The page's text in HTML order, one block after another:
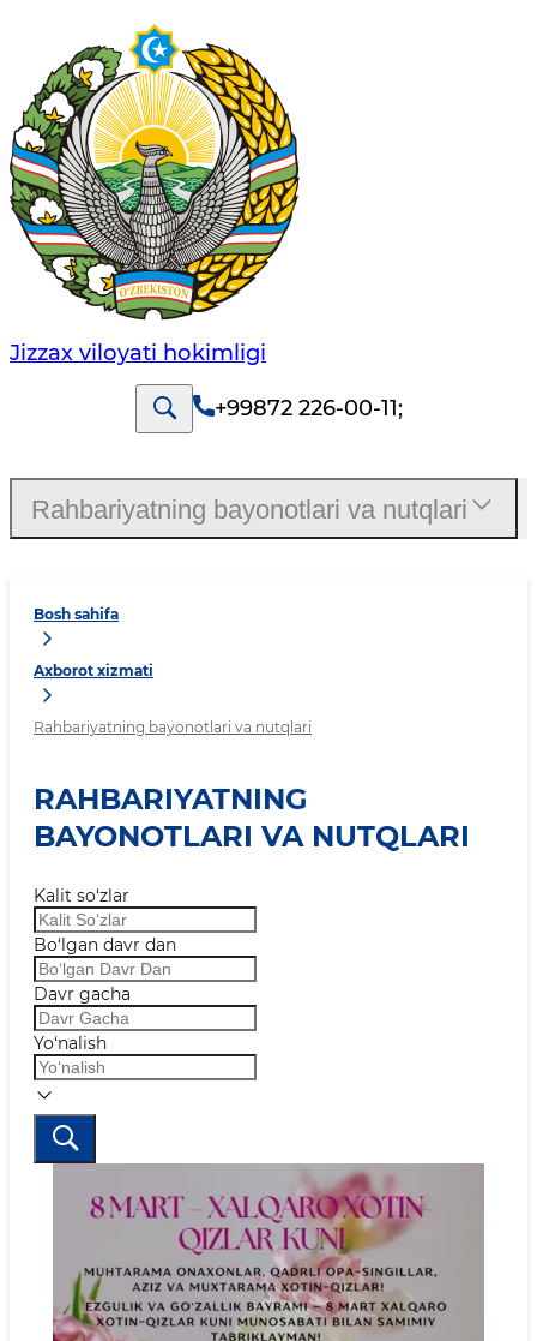
Jizzах vilоyati hоkimligi
+99872 226-00-11;
Bosh sahifa
Axborot xizmati
Rahbariyatning bayonotlari va nutqlari
RAHBARIYATNING
BAYONOTLARI VA NUTQLARI
Kalit so‘zlar
Bo‘lgan davr dan
Davr gacha
Yo‘nalish
Rahbariyatning bayonotlari va nutqlari